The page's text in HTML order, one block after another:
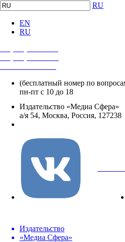
RU
EN
RU
(бесплатный номер по
пн-пт с 10 до 18
Издательство «Медиа Сфера»
а/я 54, Москва, Россия, 127238
Издательство
«Медиа Сфера»